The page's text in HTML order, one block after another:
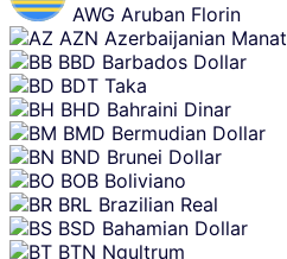
AWG Aruban Florin
AZN Azerbaijanian Manat
BBD Barbados Dollar
BDT Taka
BHD Bahraini Dinar
BMD Bermudian Dollar
BND Brunei Dollar
BOB Boliviano
BRL Brazilian Real
BSD Bahamian Dollar
BTN Ngultrum